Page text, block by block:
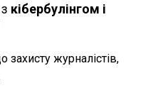
кібербулінгом і
журналістів,